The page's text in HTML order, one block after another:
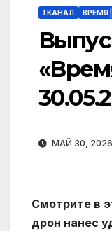
1 КАНАЛ ВРЕМЯ
МАЙ 30, 2026
Смотрите в
дрон нанес